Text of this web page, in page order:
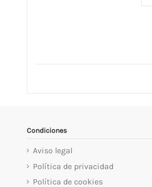
Condiciones
Aviso legal
Política de privacidad
Política de cookies